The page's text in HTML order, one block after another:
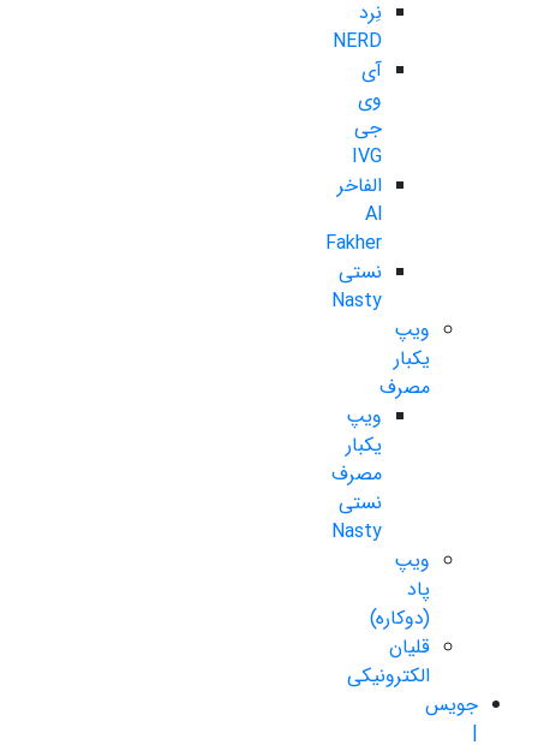
نِرد
NERD
آی
وی
جی
IVG
الفاخر
Al
Fakher
نستی
Nasty
ویپ
یکبار
مصرف
ویپ
یکبار
مصرف
نستی
Nasty
ویپ
پاد
(دوکاره)
قلیان
الکترونیکی
جویس
|